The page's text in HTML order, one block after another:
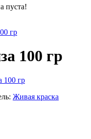
пуста!
гр
100 гр
Живая краска